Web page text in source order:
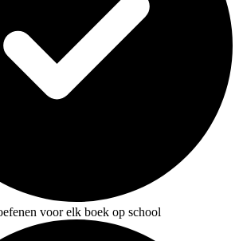
voor elk boek op school